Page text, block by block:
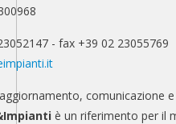
- fax +39 02 23055769
comunicazione
è un riferimento per il